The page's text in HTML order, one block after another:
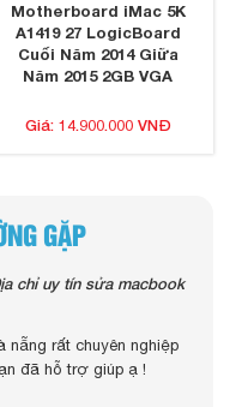
Motherboard iMac 5K
A1419 27 LogicBoard
Cuối Năm 2014 Giữa
Năm 2015 2GB VGA
Giá: 14.900.000 VNĐ
GẶP
chỉ uy tín sửa macbook
nẵng rất chuyên nghiệp
đã hỗ trợ giúp ạ !